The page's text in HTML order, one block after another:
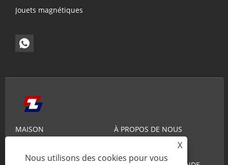
Jouets magnétiques
MAISON
À PROPOS DE NOUS
X
Nous utilisons des cookies pour vous